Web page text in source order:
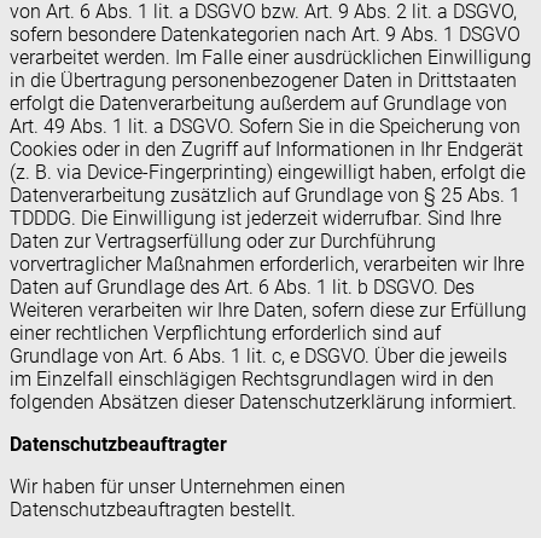
von Art. 6 Abs. 1 lit. a DSGVO bzw. Art. 9 Abs. 2 lit. a DSGVO,
sofern besondere Datenkategorien nach Art. 9 Abs. 1 DSGVO
verarbeitet werden. Im Falle einer ausdrücklichen Einwilligung
in die Übertragung personenbezogener Daten in Drittstaaten
erfolgt die Datenverarbeitung außerdem auf Grundlage von
Art. 49 Abs. 1 lit. a DSGVO. Sofern Sie in die Speicherung von
Cookies oder in den Zugriff auf Informationen in Ihr Endgerät
(z. B. via Device-Fingerprinting) eingewilligt haben, erfolgt die
Datenverarbeitung zusätzlich auf Grundlage von § 25 Abs. 1
TDDDG. Die Einwilligung ist jederzeit widerrufbar. Sind Ihre
Daten zur Vertragserfüllung oder zur Durchführung
vorvertraglicher Maßnahmen erforderlich, verarbeiten wir Ihre
Daten auf Grundlage des Art. 6 Abs. 1 lit. b DSGVO. Des
Weiteren verarbeiten wir Ihre Daten, sofern diese zur Erfüllung
einer rechtlichen Verpflichtung erforderlich sind auf
Grundlage von Art. 6 Abs. 1 lit. c, e DSGVO. Über die jeweils
im Einzelfall einschlägigen Rechtsgrundlagen wird in den
folgenden Absätzen dieser Datenschutzerklärung informiert.
Datenschutz­beauftragter
Wir haben für unser Unternehmen einen
Datenschutzbeauftragten bestellt.